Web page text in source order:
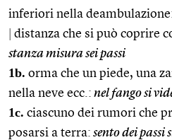
inferiori nella
distanza che si può coprire
stanza misura sei passi
1b. orma che un piede, una
nella neve ecc.: nel fango si
1c. ciascuno dei rumori che
posarsi a terra: sento dei passi